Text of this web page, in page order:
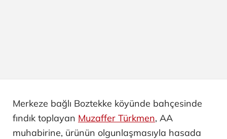
Merkeze bağlı Boztekke köyünde bahçesinde
fındık toplayan Muzaffer Türkmen, AA
muhabirine, ürünün olgunlaşmasıyla hasada